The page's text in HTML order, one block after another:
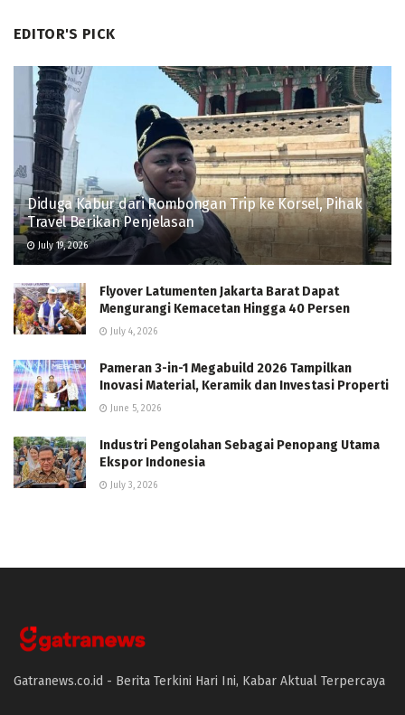
EDITOR'S PICK
Diduga Kabur dari Rombongan Trip ke Korsel, Pihak
Travel Berikan Penjelasan
July 19, 2026
Flyover Latumenten Jakarta Barat Dapat
Mengurangi Kemacetan Hingga 40 Persen
July 4, 2026
Pameran 3-in-1 Megabuild 2026 Tampilkan
Inovasi Material, Keramik dan Investasi Properti
June 5, 2026
Industri Pengolahan Sebagai Penopang Utama
Ekspor Indonesia
July 3, 2026
Gatranews.co.id - Berita Terkini Hari Ini, Kabar Aktual Terpercaya